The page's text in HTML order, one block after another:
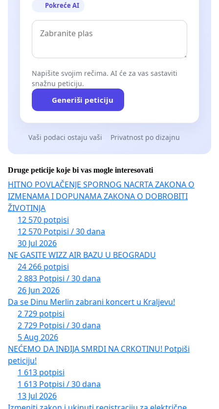
Pokreće AI
Napišite svojim rečima. AI će za vas sastaviti
snažnu peticiju.
Generiši peticiju
Vaši podaci ostaju vaši Privatnost po dizajnu
Druge peticije koje bi vas mogle interesovati
HITNO POVLAČENJE SPORNOG NACRTA ZAKONA O
IZMENAMA I DOPUNAMA ZAKONA O DOBROBITI
ŽIVOTINJA
12 570 potpisi
12 570 Potpisi / 30 dana
30 Jul 2026
NE GASITE WIZZ AIR BAZU U BEOGRADU
24 266 potpisi
2 883 Potpisi / 30 dana
26 Jun 2026
Da se Dinu Merlin zabrani koncert u Kraljevu!
2 729 potpisi
2 729 Potpisi / 30 dana
5 Aug 2026
NEĆEMO DA INĐIJA SMRDI NA CRKOTINU! Potpiši
peticiju!
1 613 potpisi
1 613 Potpisi / 30 dana
13 Jul 2026